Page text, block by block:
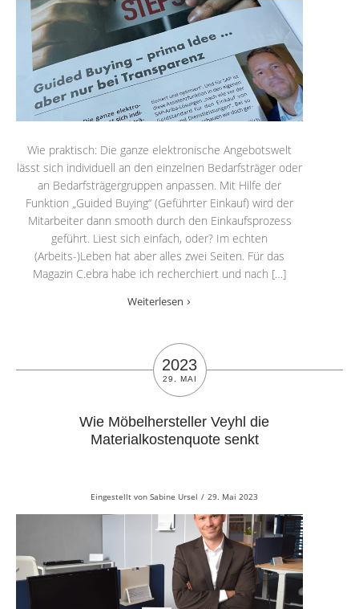
Wie praktisch: Die ganze elektronische Angebotswelt
lässt sich individuell an den einzelnen Bedarfsträger oder
an Bedarfsträgergruppen anpassen. Mit Hilfe der
Funktion „Guided Buying“ (Geführter Einkauf) wird der
Mitarbeiter dann smooth durch den Einkaufsprozess
geführt. Liest sich einfach, oder? Im echten
(Arbeits-)Leben hat aber alles zwei Seiten. Für das
Magazin C.ebra habe ich recherchiert und nach […]
Weiterlesen
2023
29. MAI
Wie Möbelhersteller Veyhl die
Materialkostenquote senkt
Eingestellt vonSabine Ursel / 29. Mai 2023